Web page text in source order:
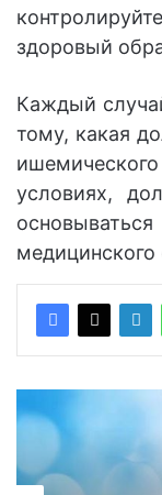
здоровый
Каждый
тому, какая
условиях,
медицинского